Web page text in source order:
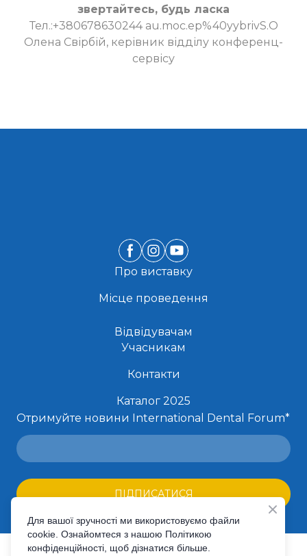
звертайтесь, будь ласка
Тел.:+380678630244 au.moc.ep%40yybrivS.O
Олена Свірбій, керівник відділу конференц-
сервісу
Про виставку
Місце проведення
Відвідувачам
Учасникам
Контакти
Каталог 2025
Отримуйте новини International Dental Forum*
ПІДПИСАТИСЯ
Для вашої зручності ми використовуємо файли
cookie. Ознайомтеся з нашою Політикою
конфіденційності, щоб дізнатися більше.